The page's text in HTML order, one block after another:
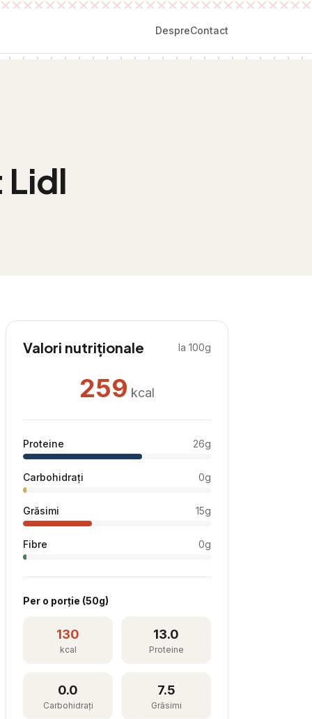
DespreContact
Lidl
Valori nutriționale la 100g
259 kcal
Proteine 26g
Carbohidrați 0g
Grăsimi 15g
Fibre 0g
Per o porție (50g)
130
kcal
13.0
Proteine
0.0
Carbohidrați
7.5
Grăsimi